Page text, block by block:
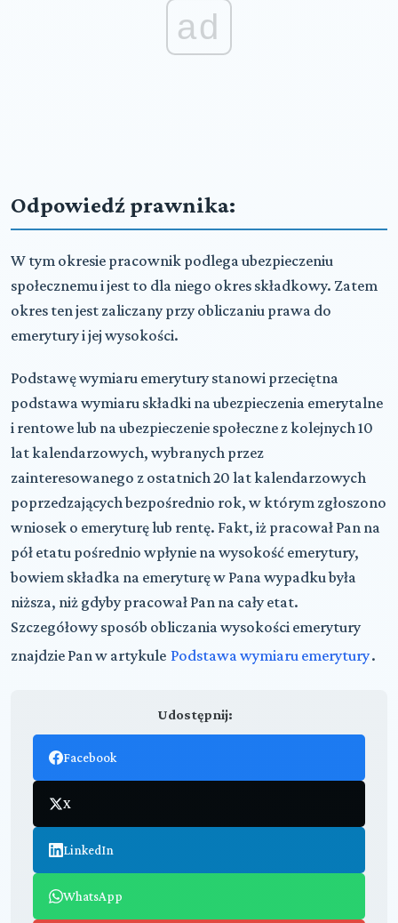
ad
Odpowiedź prawnika:
W tym okresie pracownik podlega ubezpieczeniu
społecznemu i jest to dla niego okres składkowy. Zatem
okres ten jest zaliczany przy obliczaniu prawa do
emerytury i jej wysokości.
Podstawę wymiaru emerytury stanowi przeciętna
podstawa wymiaru składki na ubezpieczenia emerytalne
i rentowe lub na ubezpieczenie społeczne z kolejnych 10
lat kalendarzowych, wybranych przez
zainteresowanego z ostatnich 20 lat kalendarzowych
poprzedzających bezpośrednio rok, w którym zgłoszono
wniosek o emeryturę lub rentę. Fakt, iż pracował Pan na
pół etatu pośrednio wpłynie na wysokość emerytury,
bowiem składka na emeryturę w Pana wypadku była
niższa, niż gdyby pracował Pan na cały etat.
Szczegółowy sposób obliczania wysokości emerytury
znajdzie Pan w artykule Podstawa wymiaru emerytury.
Udostępnij:
Facebook
X
LinkedIn
WhatsApp